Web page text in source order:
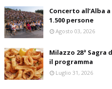
Concerto all’Alba
1.500 persone
Agosto 03, 2026
Milazzo 28ª Sagra
il programma
Luglio 31, 2026